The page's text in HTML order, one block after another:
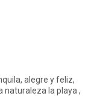
alegre y feliz,